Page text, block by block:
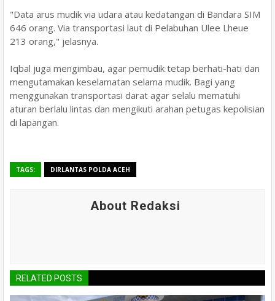
"Data arus mudik via udara atau kedatangan di Bandara SIM
646 orang. Via transportasi laut di Pelabuhan Ulee Lheue
213 orang," jelasnya.
Iqbal juga mengimbau, agar pemudik tetap berhati-hati dan
mengutamakan keselamatan selama mudik. Bagi yang
menggunakan transportasi darat agar selalu mematuhi
aturan berlalu lintas dan mengikuti arahan petugas kepolisian
di lapangan.
TAGS: DIRLANTAS POLDA ACEH
About Redaksi
RELATED POSTS